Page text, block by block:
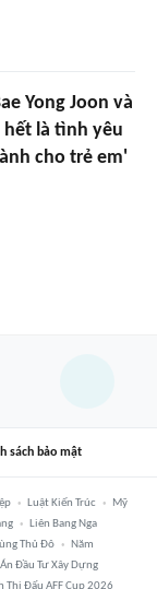
Yong Joon và
hết là tình yêu
cho trẻ em'
sách bảo mật
Luật Kiến Trúc
Mỹ
Liên Bang Nga
Thủ Đô
Năm
Đầu Tư Xây Dựng
Thi Đấu AFF Cup 2026